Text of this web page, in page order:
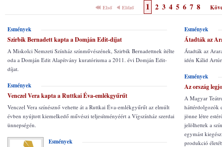
Első Előző 1 2 3 4 5 6 7 8
Esmények
Szirbik Bernadett kapta a Domján Edit-díjat
A Miskolci Nemzeti Színház színművészének, Szirbik Bernadettnek ítélte
oda a Domján Edit Alapítvány kuratóriuma a 2011. évi Domján Edit-
díjat.
Esmények
Venczel Vera kapta a Ruttkai Éva-emlékgyűrűt
Venczel Vera színésznő vehette át a Ruttkai Éva-emlékgyűrűt az elmúlt
évben nyújtott kiemelkedő művészi teljesítményéért a Vígszínház szerdai
ünnepségén.
Esmények
Esmények
Átadták az
Átadták az
idén Kálid
Esmények
Az ország
A Magyar
háttérdolgozók
jönne létre
jelölhettek a
egymást
produkció